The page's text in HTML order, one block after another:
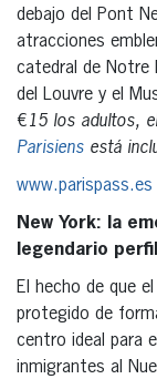
debajo del Pont
atracciones
catedral de Notre
del Louvre y el
€15 los adultos,
Parisiens está
www.parispass.es
New York: la
legendario
El hecho de que
protegido de
centro ideal para
inmigrantes al